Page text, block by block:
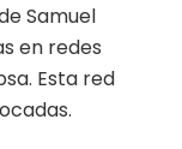
Samuel
en redes
Esta red